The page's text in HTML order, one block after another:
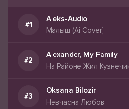
Aleks-Audio
Малыш (Ai Cover)
Alexander, My Family
На Районе Жил
Oksana Bilozir
Невчасна Любов